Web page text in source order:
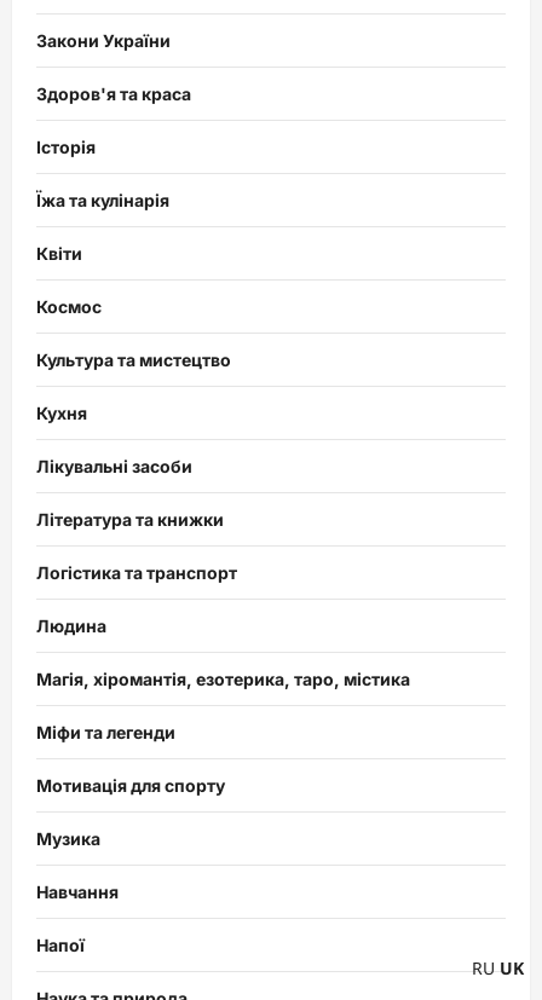
Закони України
Здоров'я та краса
Історія
Їжа та кулінарія
Квіти
Космос
Культура та мистецтво
Кухня
Лікувальні засоби
Література та книжки
Логістика та транспорт
Людина
Магія, хіромантія, езотерика, таро, містика
Міфи та легенди
Мотивація для спорту
Музика
Навчання
Напої
RU UK